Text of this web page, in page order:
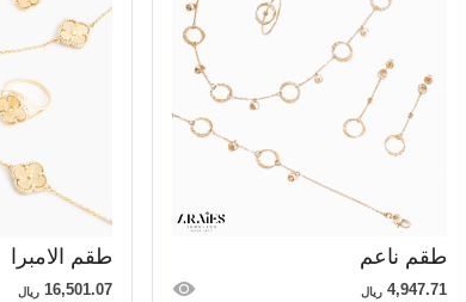
طقم ناعم
4,947.71 ريال
طقم الامبرا
16,501.07 ريال